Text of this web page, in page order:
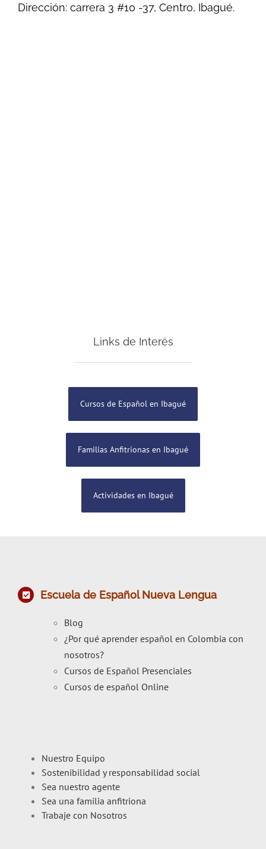
Dirección: carrera 3 #10 -37, Centro, Ibagué.
Links de Interés
Cursos de Español en Ibagué
Familias Anfitrionas en Ibagué
Actividades en Ibagué
Escuela de Español Nueva Lengua
Blog
¿Por qué aprender español en Colombia con
nosotros?
Cursos de Español Presenciales
Cursos de español Online
Nuestro Equipo
Sostenibilidad y responsabilidad social
Sea nuestro agente
Sea una familia anfitriona
Trabaje con Nosotros